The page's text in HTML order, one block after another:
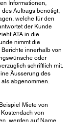
Informationen,
Auftrags benötigt,
welche für den
der Kunde
ATA in die
nimmt die
innerhalb von
oder
schriftlich mit.
Äusserung des
abgenommen.
Miete von
von
werden auf Name